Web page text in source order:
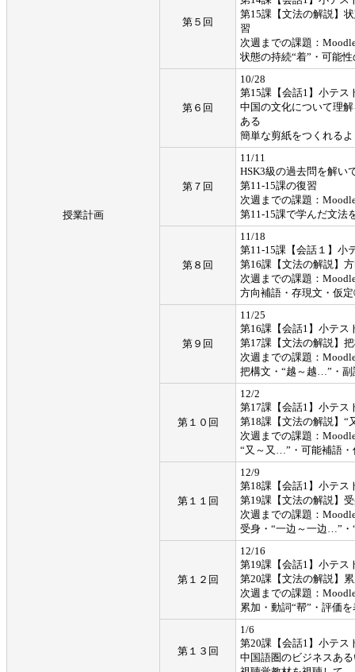
授業計画
第５回
第15課【文法の解説】
習
次週までの課題：
状態の持続“着”・可能
第６回
10/28
第15課【会話1】小テス
中国の文化について理
ある
簡単な剪紙をつくれる
第７回
11/11
HSK3級の過去問を解い
第11-15課の復習
次週までの課題：
第11-15課で学んだ文法
第８回
11/18
第11-15課【会話１】小
第16課【文法の解説】
次週までの課題：
方向補語・存現文・仮
第９回
11/25
第16課【会話1】小テス
第17課【文法の解説】
次週までの課題：
把構文・“越～越…”・副
第１０回
12/2
第17課【会話1】小テス
第18課【文法の解説】
次週までの課題：
“又～又…”・可能補語
第１１回
12/9
第18課【会話1】小テス
第19課【文法の解説】
次週までの課題：
受身・“一边～一边…”
第１２回
12/16
第19課【会話1】小テス
第20課【文法の解説】
次週までの課題：
累加・動詞“帮”・評価
第１３回
1/6
第20課【会話1】小テス
中国語圏のビジネスあ